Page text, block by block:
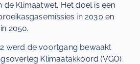
de Klimaatwet. Het doel is een
in 2030 en
2050.
werd de voortgang bewaakt
Klimaatakkoord (VGO).